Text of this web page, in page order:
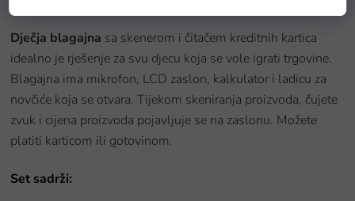
Dječja blagajna sa skenerom i čitačem kreditnih kartica
idealno je rješenje za svu djecu koja se vole igrati trgovine.
Blagajna ima mikrofon, LCD zaslon, kalkulator i ladicu za
novčiće koja se otvara. Tijekom skeniranja proizvoda, čujete
zvuk i cijena proizvoda pojavljuje se na zaslonu. Možete
platiti karticom ili gotovinom.
Set sadrži: